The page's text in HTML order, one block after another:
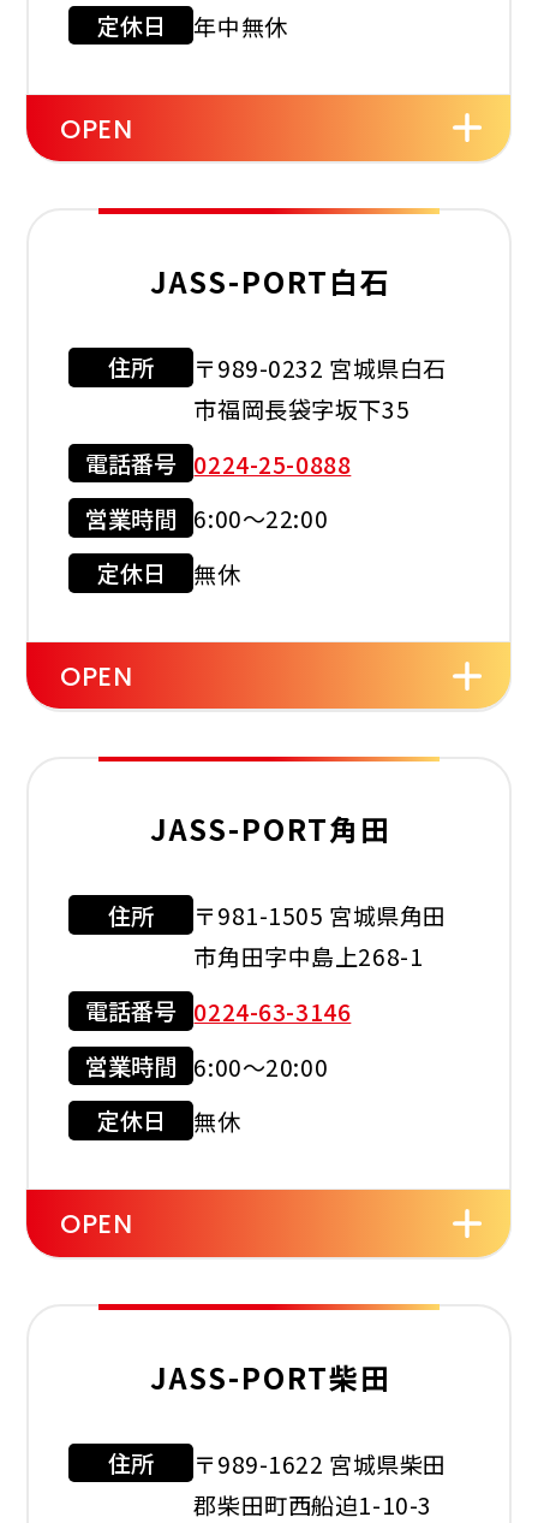
店舗サービス
定休日
年中無休
利用可能カード
現金会員 クレジット
セルフ 洗車機
OPEN
JASS-PORT白石
住所
〒989-0232 宮城県白石
市福岡長袋字坂下35
電話番号 0224-25-0888
営業時間 6:00～22:00
定休日
無休
利用可能カード
現金会員 クレジット
セルフ 洗車機 ワイパー
OPEN
JASS-PORT角田
住所
〒981-1505 宮城県角田
市角田字中島上268-1
電話番号 0224-63-3146
営業時間 6:00～20:00
定休日
無休
利用可能カード
OPEN
JASS-PORT柴田
住所
〒989-1622 宮城県柴田
郡柴田町西船迫1-10-3